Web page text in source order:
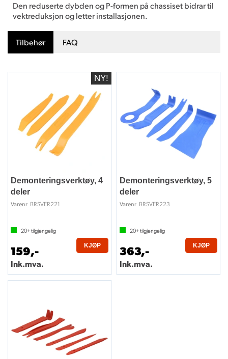
Den reduserte dybden og P-formen på chassiset bidrar til
vektreduksjon og letter installasjonen.
Tilbehør FAQ
Demonteringsverktøy, 4
deler
Varenr BRSVER221
20+tilgjengelig
159,-
Ink.mva.
KJØP
Demonteringsverktøy, 5
deler
Varenr BRSVER223
20+tilgjengelig
363,-
Ink.mva.
KJØP